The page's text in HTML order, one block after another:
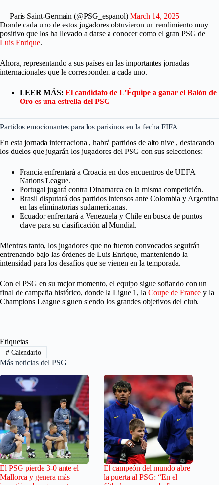
— Paris Saint-Germain (@PSG_espanol) March 14, 2025
Donde cada uno de estos jugadores obtuvieron un rendimiento muy
positivo que los ha llevado a darse a conocer como el gran PSG de
Luis Enrique.
Ahora, representando a sus países en las importantes jornadas
internacionales que le corresponden a cada uno.
LEER MÁS: El candidato de L’Équipe a ganar el Balón de
Oro es una estrella del PSG
Partidos emocionantes para los parisinos en la fecha FIFA
En esta jornada internacional, habrá partidos de alto nivel, destacando
los duelos que jugarán los jugadores del PSG con sus selecciones:
Francia enfrentará a Croacia en dos encuentros de UEFA
Nations League.
Portugal jugará contra Dinamarca en la misma competición.
Brasil disputará dos partidos intensos ante Colombia y Argentina
en las eliminatorias sudamericanas.
Ecuador enfrentará a Venezuela y Chile en busca de puntos
clave para su clasificación al Mundial.
Mientras tanto, los jugadores que no fueron convocados seguirán
entrenando bajo las órdenes de Luis Enrique, manteniendo la
intensidad para los desafíos que se vienen en la temporada.
Con el PSG en su mejor momento, el equipo sigue soñando con un
final de campaña histórico, donde la Ligue 1, la Coupe de France y la
Champions League siguen siendo los grandes objetivos del club.
Etiquetas
#Calendario
Más noticias del PSG
El PSG pierde 3-0 ante el
Mallorca y genera más
El campeón del mundo abre
la puerta al PSG: “En el